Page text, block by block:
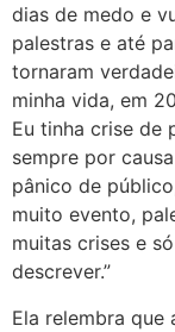
dias de medo e
palestras e até
tornaram
minha vida, em
Eu tinha crise de
sempre por
pânico de
muito evento,
muitas crises e
descrever.”
Ela relembra que